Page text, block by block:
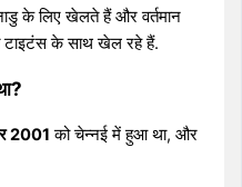
के लिए खेलते हैं और वर्तमान
टाइटंस के साथ खेल रहे हैं.
2001 को चेन्नई में हुआ था, और